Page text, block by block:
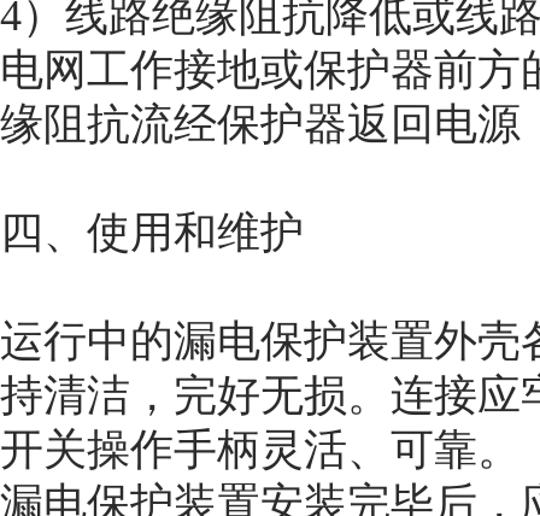
4）线路绝缘阻抗降低或线
电网工作接地或保护器前
缘阻抗流经保护器返回电
四、使用和维护
运行中的漏电保护装置外
持清洁，完好无损。连接
开关操作手柄灵活、可靠。
漏电保护装置安装完毕后